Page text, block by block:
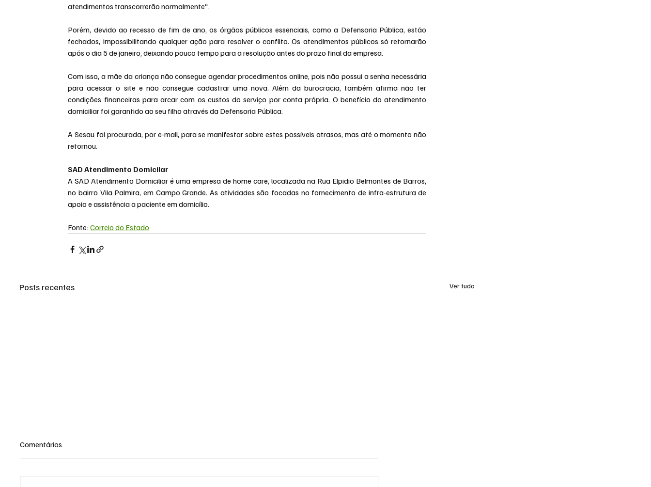
atendimentos transcorrerão normalmente".
Porém, devido ao recesso de fim de ano, os órgãos públicos essenciais, como a Defensoria Pública, estão
fechados, impossibilitando qualquer ação para resolver o conflito. Os atendimentos públicos só retornarão
após o dia 5 de janeiro, deixando pouco tempo para a resolução antes do prazo final da empresa.
Com isso, a mãe da criança não consegue agendar procedimentos online, pois não possui a senha necessária
para acessar o site e não consegue cadastrar uma nova. Além da burocracia, também afirma não ter
condições financeiras para arcar com os custos do serviço por conta própria. O benefício do atendimento
domiciliar foi garantido ao seu filho através da Defensoria Pública.
A Sesau foi procurada, por e-mail, para se manifestar sobre estes possíveis atrasos, mas até o momento não
retornou.
SAD Atendimento Domicilar
A SAD Atendimento Domiciliar é uma empresa de home care, localizada na Rua Elpidio Belmontes de Barros,
no bairro Vila Palmira, em Campo Grande. As atividades são focadas no fornecimento de infra-estrutura de
apoio e assistência a paciente em domicílio.
Fonte: Correio do Estado
Posts recentes Ver tudo
Comentários